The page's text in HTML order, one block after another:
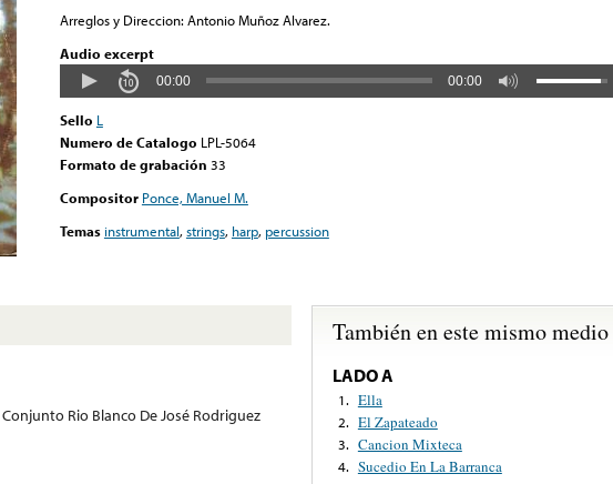
Arreglos y Direccion: Antonio Muñoz Alvarez.
Audio excerpt
00:00 00:00
Sello L
Numero de Catalogo LPL-5064
Formato de grabación 33
Compositor Ponce, Manuel M.
Temas instrumental,strings, harp, percussion
Conjunto Rio Blanco De José Rodriguez
También en este mismo medio
LADO A
1. Ella
2. El Zapateado
3. Cancion Mixteca
4. Sucedio En La Barranca